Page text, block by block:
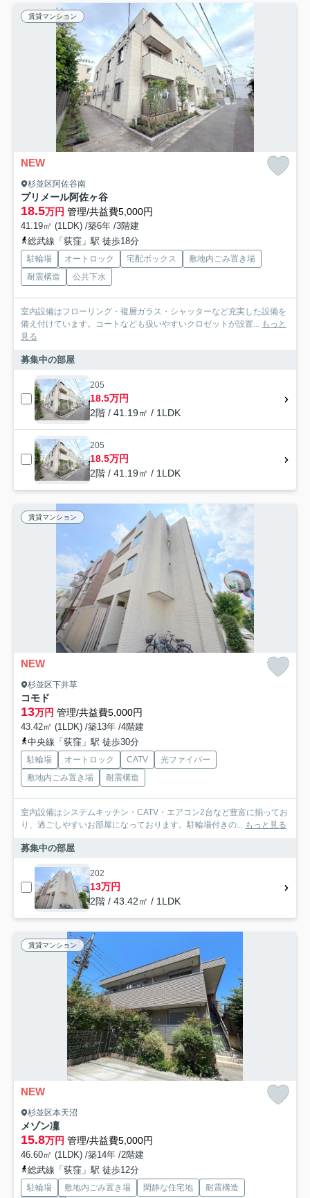
賃貸マンション
NEW
杉並区阿佐谷南
プリメール阿佐ヶ谷
18.5万円 管理/共益費5,000円
41.19㎡ (1LDK) /築6年 /3階建
総武線「荻窪」駅 徒歩18分
駐輪場 オートロック 宅配ボックス
敷地内ごみ置き場
耐震構造
公共下水
室内設備はフローリング・複層ガラス・シャッターなど充実した設備を
備え付けています。コートなども扱いやすいクロゼットが設置... もっと
見る
募集中の部屋
205
18.5万円
2階 / 41.19㎡ / 1LDK
205
18.5万円
2階 / 41.19㎡ / 1LDK
賃貸マンション
NEW
杉並区下井草
コモド
13万円 管理/共益費5,000円
43.42㎡ (1LDK) /築13年 /4階建
中央線「荻窪」駅 徒歩30分
駐輪場 オートロック CATV
光ファイバー
敷地内ごみ置き場
耐震構造
室内設備はシステムキッチン・CATV・エアコン2台など豊富に揃ってお
り、過ごしやすいお部屋になっております。駐輪場付きの... もっと見る
募集中の部屋
202
13万円
2階 / 43.42㎡ / 1LDK
賃貸マンション
NEW
杉並区本天沼
メゾン凜
15.8万円 管理/共益費5,000円
46.60㎡ (1LDK) /築14年 /2階建
総武線「荻窪」駅 徒歩12分
駐輪場 敷地内ごみ置き場 閑静な住宅地 耐震構造